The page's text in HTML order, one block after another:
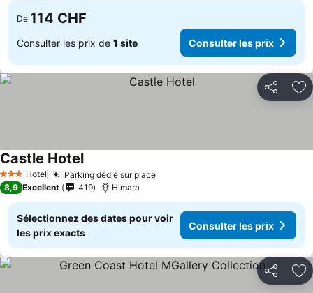
De 114 CHF
Consulter les prix de 1 site Consulter les prix
Partager
3 ÉtoilesHotel Parking dédié sur place
Castle Hotel
8,9 Excellent 419 Himara
Sélectionnez des dates pour voir
les prix exacts
Consulter les prix
Partager